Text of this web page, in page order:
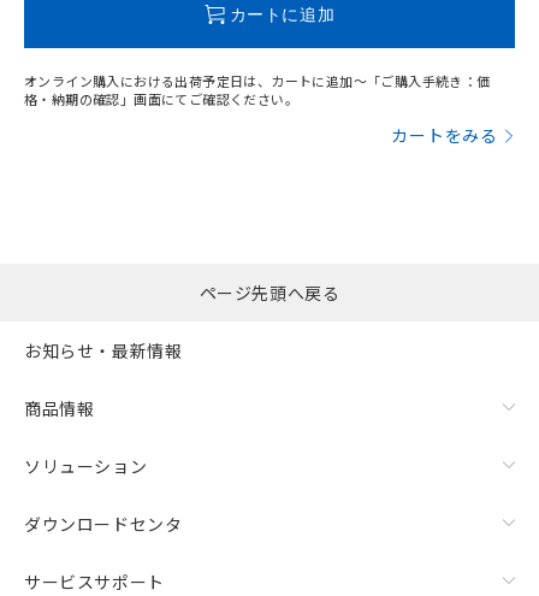
カートに追加
オンライン購入における出荷予定日は、カートに追加～「ご購入手続き：価
格・納期の確認」画面にてご確認ください。
カートをみる
ページ先頭へ戻る
お知らせ・最新情報
商品情報
ソリューション
ダウンロードセンタ
サービスサポート